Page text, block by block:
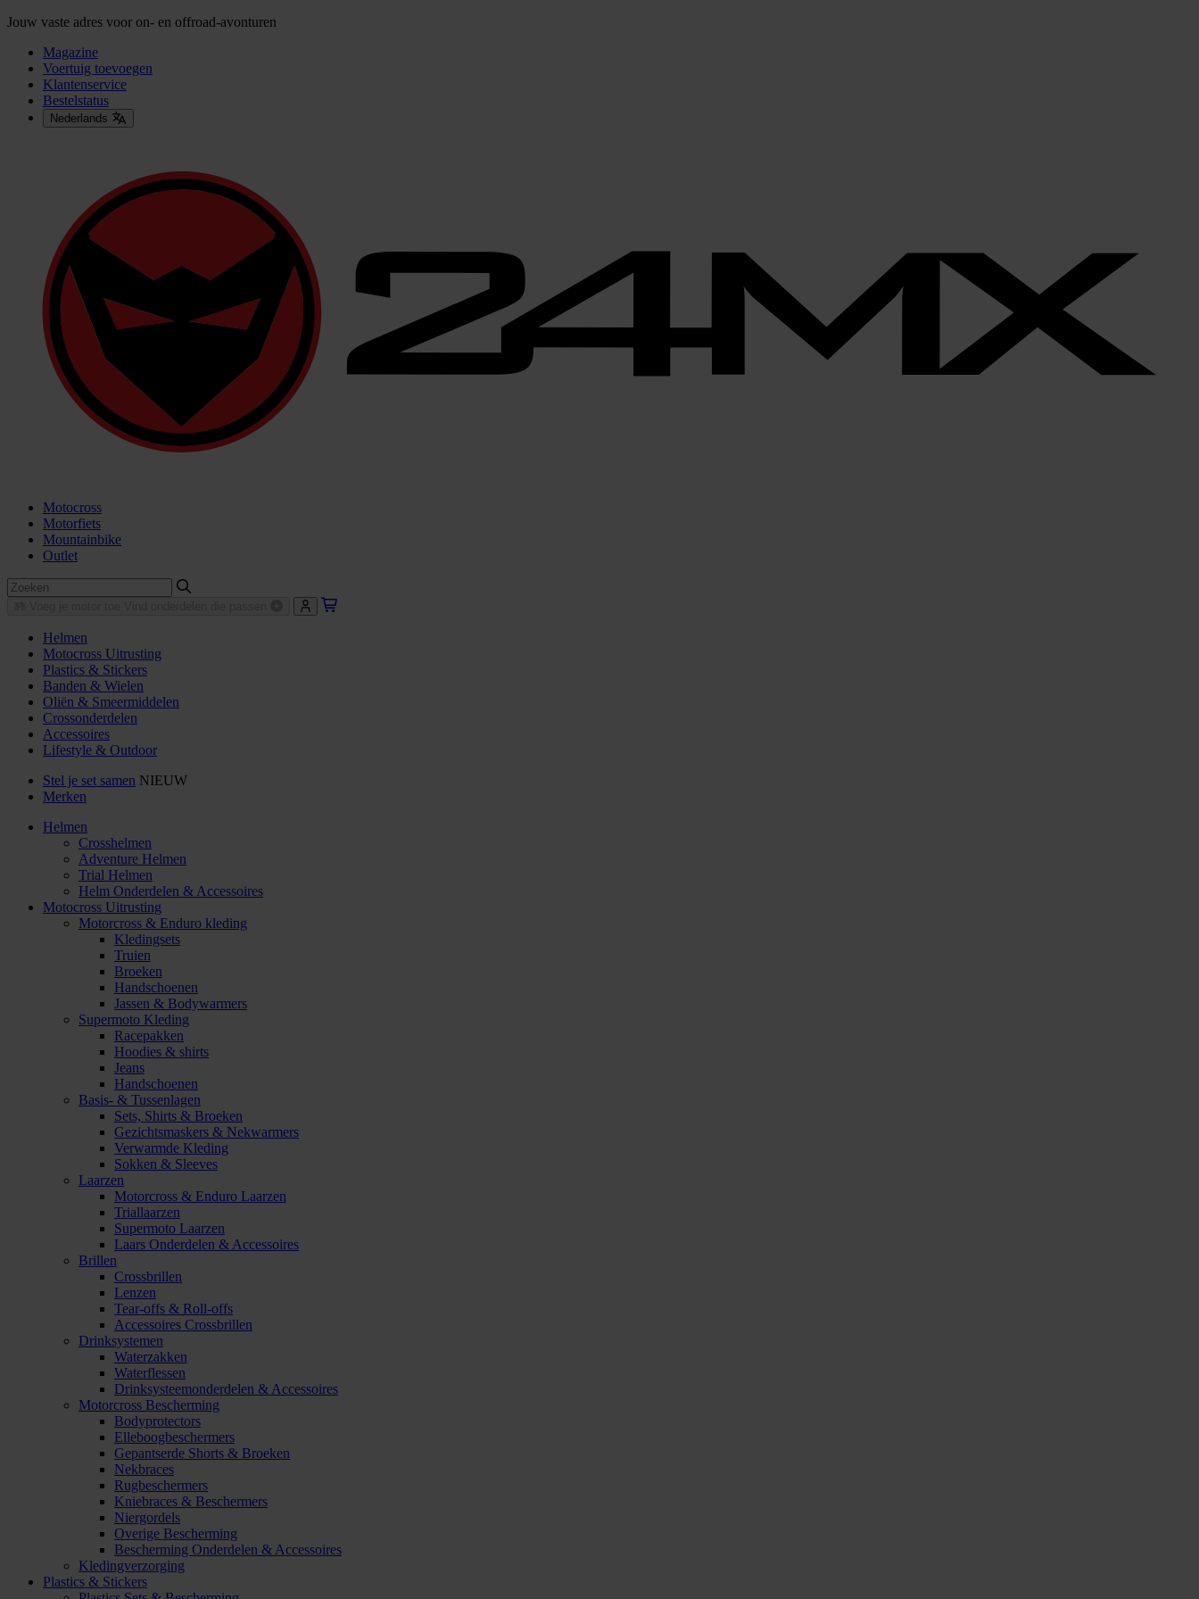
Jouw vaste adres voor on- en offroad-avonturen
Magazine
Voertuig toevoegen
Klantenservice
Bestelstatus
Nederlands
Motocross
Motorfiets
Mountainbike
Outlet
Helmen
Motocross Uitrusting
Plastics & Stickers
Banden & Wielen
Oliën & Smeermiddelen
Crossonderdelen
Accessoires
Lifestyle & Outdoor
Stel je set samen NIEUW
Merken
Helmen
Crosshelmen
Adventure Helmen
Trial Helmen
Helm Onderdelen & Accessoires
Motocross Uitrusting
Motorcross & Enduro kleding
Kledingsets
Truien
Broeken
Handschoenen
Jassen & Bodywarmers
Supermoto Kleding
Racepakken
Hoodies & shirts
Jeans
Handschoenen
Basis- & Tussenlagen
Sets, Shirts & Broeken
Gezichtsmaskers & Nekwarmers
Verwarmde Kleding
Sokken & Sleeves
Laarzen
Motorcross & Enduro Laarzen
Triallaarzen
Supermoto Laarzen
Laars Onderdelen & Accessoires
Brillen
Crossbrillen
Lenzen
Tear-offs & Roll-offs
Accessoires Crossbrillen
Drinksystemen
Waterzakken
Waterflessen
Drinksysteemonderdelen & Accessoires
Motorcross Bescherming
Bodyprotectors
Elleboogbeschermers
Gepantserde Shorts & Broeken
Nekbraces
Rugbeschermers
Kniebraces & Beschermers
Niergordels
Overige Bescherming
Bescherming Onderdelen & Accessoires
Kledingverzorging
Plastics & Stickers